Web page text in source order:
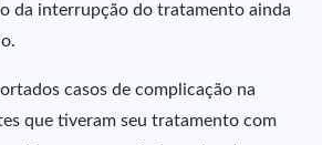
da interrupção do tratamento ainda
casos de complicação na
que tiveram seu tratamento com